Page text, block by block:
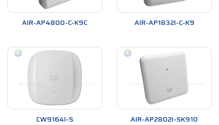
AIR-AP4800-C-K9C AIR-AP1832I-C-K9
CW9164I-S AIR-AP2802I-SK910